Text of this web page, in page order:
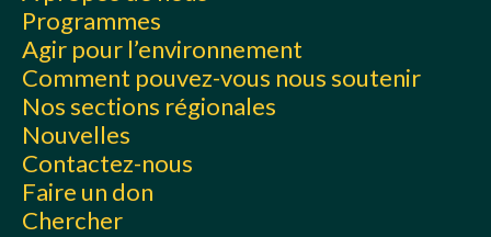
Programmes
Agir pour l’environnement
Comment pouvez-vous nous soutenir
Nos sections régionales
Nouvelles
Contactez-nous
Faire un don
Chercher